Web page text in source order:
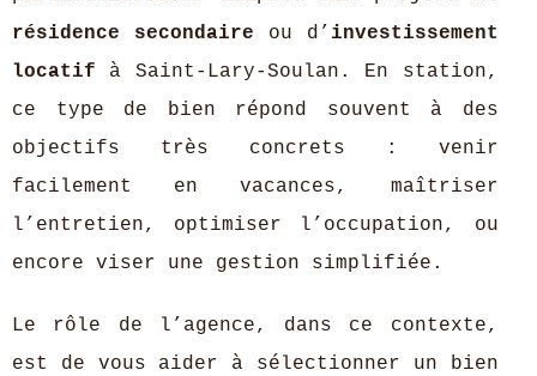
résidence secondaire ou d’ investissement
locatif à Saint‑Lary‑Soulan. En station,
ce type de bien répond souvent à des
objectifs très concrets : venir
facilement en vacances, maîtriser
l’entretien, optimiser l’occupation, ou
encore viser une gestion simplifiée.
Le rôle de l’agence, dans ce contexte,
est de vous aider à sélectionner un bien